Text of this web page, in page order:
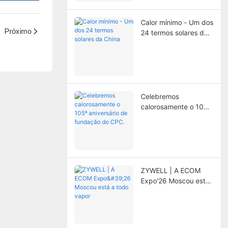
Próximo
Calor mínimo - Um dos
24 termos solares da
Celebremos
calorosamente o 105º
ZYWELL | A ECOM
Expo'26 Moscou está